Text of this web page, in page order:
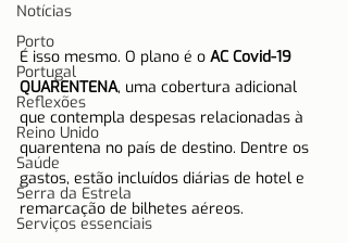
Notícias
Porto
Portugal
Reflexões
Reino Unido
Saúde
Serra da Estrela
Serviços essenciais
É isso mesmo. O plano é o AC Covid-19
QUARENTENA, uma cobertura adicional
que contempla despesas relacionadas à
quarentena no país de destino. Dentre os
gastos, estão incluídos diárias de hotel e
remarcação de bilhetes aéreos.